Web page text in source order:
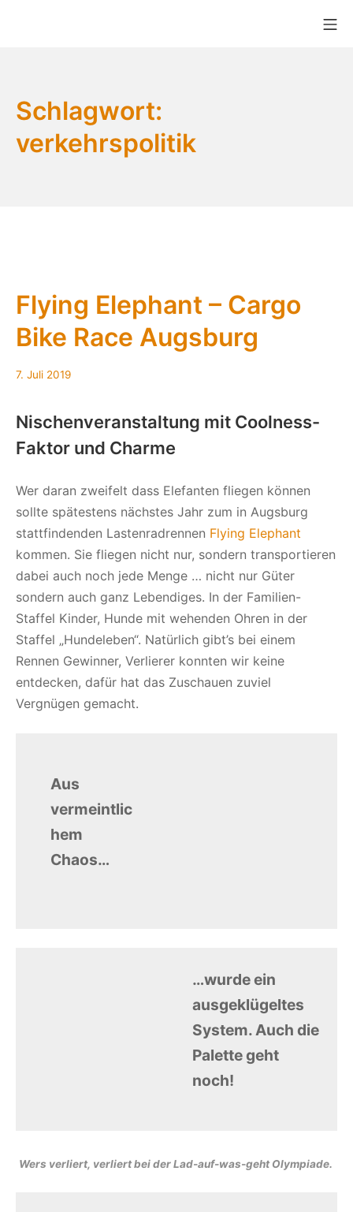
Bikekitchen München e.V.
Schlagwort:
verkehrspolitik
Flying Elephant – Cargo
Bike Race Augsburg
7. Juli 20197.
Nischenveranstaltung mit Coolness-
Faktor und Charme
Wer daran zweifelt dass Elefanten fliegen können
sollte spätestens nächstes Jahr zum in Augsburg
stattfindenden Lastenradrennen Flying Elephant
kommen. Sie fliegen nicht nur, sondern transportieren
dabei auch noch jede Menge … nicht nur Güter
sondern auch ganz Lebendiges. In der Familien-
Staffel Kinder, Hunde mit wehenden Ohren in der
Staffel „Hundeleben“. Natürlich gibt’s bei einem
Rennen Gewinner, Verlierer konnten wir keine
entdecken, dafür hat das Zuschauen zuviel
Vergnügen gemacht.
Aus
vermeintlic
hem
Chaos…
…wurde ein
ausgeklügeltes
System. Auch die
Palette geht
noch!
Wers verliert, verliert bei der Lad-auf-was-geht Olympiade.